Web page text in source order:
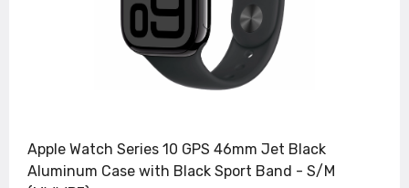
Apple Watch Series 10 GPS 46mm Jet Black
Aluminum Case with Black Sport Band - S/M